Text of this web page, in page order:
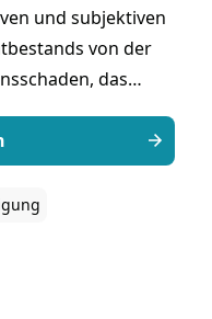
und subjektiven
von der
das
für die